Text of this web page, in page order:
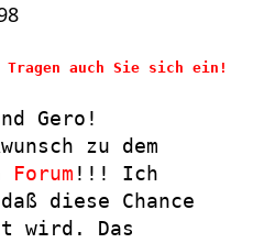
Tragen auch Sie sich ein!
Gero!
zu dem
Forum !!! Ich
diese Chance
wird. Das